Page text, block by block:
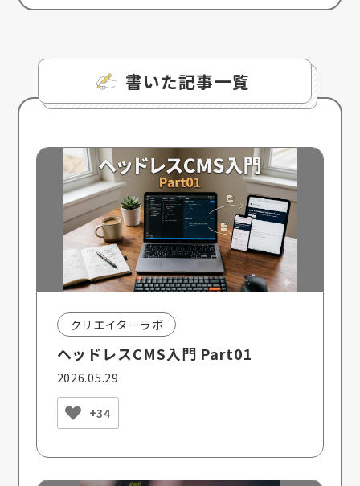
書いた記事一覧
クリエイターラボ
ヘッドレスCMS入門 Part01
2026.05.29
+34